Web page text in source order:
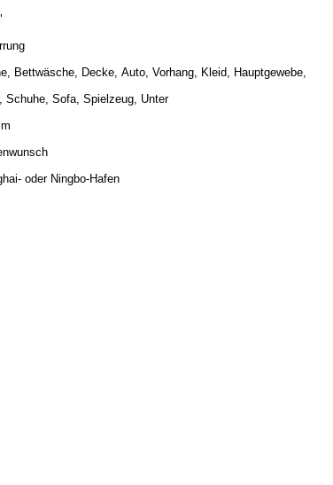
Bettwäsche, Decke, Auto, Vorhang, Kleid, Hauptgewebe,
Schuhe, Sofa, Spielzeug, Unter
oder Ningbo-Hafen